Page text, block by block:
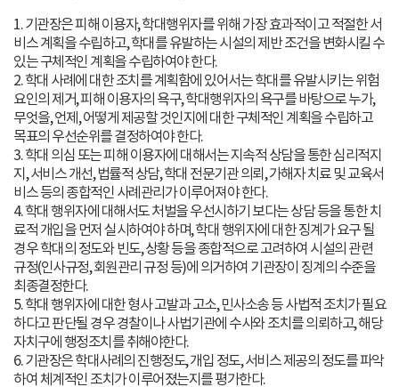
1. 기관장은 피해 이용자, 학대행위자를 위해 가장 효과적이고 적절한 서
비스 계획을 수립하고, 학대를 유발하는 시설의 제반 조건을 변화시킬 수
있는 구체적인 계획을 수립하여야 한다.
2. 학대 사례에 대한 조치를 계획함에 있어서는 학대를 유발시키는 위험
요인의 제거, 피해 이용자의 욕구, 학대행위자의 욕구를 바탕으로 누가,
무엇을, 언제, 어떻게 제공할 것인지에 대한 구체적인 계획을 수립하고
목표의 우선순위를 결정하여야 한다.
3. 학대 의심 또는 피해 이용자에 대해서는 지속적 상담을 통한 심리적지
지, 서비스 개선, 법률적 상담, 학대 전문기관 의뢰, 가해자 치료 및 교육서
비스 등의 종합적인 사례관리가 이루어져야 한다.
4. 학대 행위자에 대해서도 처벌을 우선시하기 보다는 상담 등을 통한 치
료적 개입을 먼저 실시하여야 하며, 학대 행위자에 대한 징계가 요구 될
경우 학대의 정도와 빈도, 상황 등을 종합적으로 고려하여 시설의 관련
규정(인사규정, 회원관리 규정 등)에 의거하여 기관장이 징계의 수준을
최종결정한다.
5. 학대 행위자에 대한 형사 고발과 고소, 민사소송 등 사법적 조치가 필요
하다고 판단될 경우 경찰이나 사법기관에 수사와 조치를 의뢰하고, 해당
자치구에 행정조치를 취해야한다.
6. 기관장은 학대사례의 진행정도, 개입 정도, 서비스 제공의 정도를 파악
하여 체계적인 조치가 이루어졌는지를 평가한다.